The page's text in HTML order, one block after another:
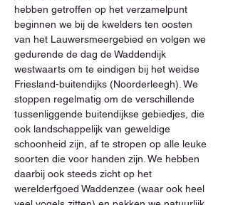
hebben getroffen op het verzamelpunt
beginnen we bij de kwelders ten oosten
van het Lauwersmeergebied en volgen we
gedurende de dag de Waddendijk
westwaarts om te eindigen bij het weidse
Friesland-buitendijks (Noorderleegh). We
stoppen regelmatig om de verschillende
tussenliggende buitendijkse gebiedjes, die
ook landschappelijk van geweldige
schoonheid zijn, af te stropen op alle leuke
soorten die voor handen zijn. We hebben
daarbij ook steeds zicht op het
werelderfgoed Waddenzee (waar ook heel